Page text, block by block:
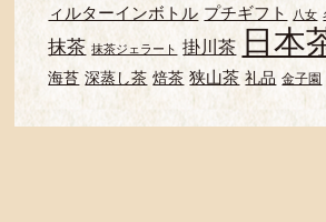
ィルターインボトル プチギフト 八女
抹茶 抹茶ジェラート 掛川茶 日本
海苔 深蒸し茶 焙茶 狭山茶 礼品 金子園